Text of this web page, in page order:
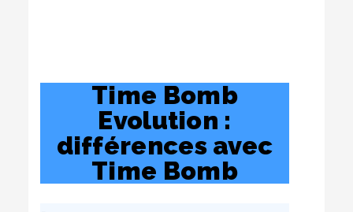
Time Bomb
Evolution :
différences avec
Time Bomb